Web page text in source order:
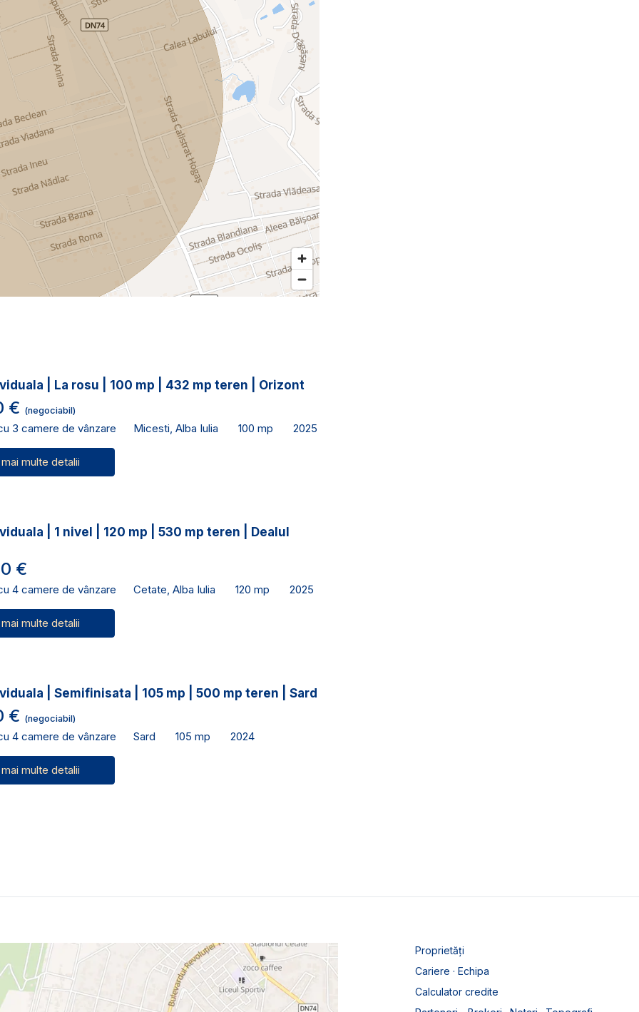
| La rosu | 100 mp | 432 mp teren | Orizont
€ (negociabil)
3 camere de vânzare Micesti, Alba Iulia 100 mp 2025
multe detalii
| 1 nivel | 120 mp | 530 mp teren | Dealul
€
4 camere de vânzare Cetate, Alba Iulia 120 mp 2025
multe detalii
| Semifinisata | 105 mp | 500 mp teren | Sard
€ (negociabil)
4 camere de vânzare Sard 105 mp 2024
multe detalii
Proprietăți
Cariere · Echipa
Calculator credite